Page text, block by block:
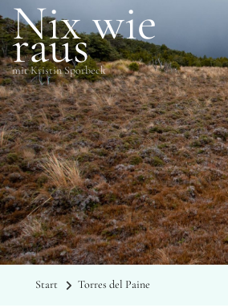
Nix wie
raus
mit Kristin Sporbeck
Torres del
Start Torres del Paine